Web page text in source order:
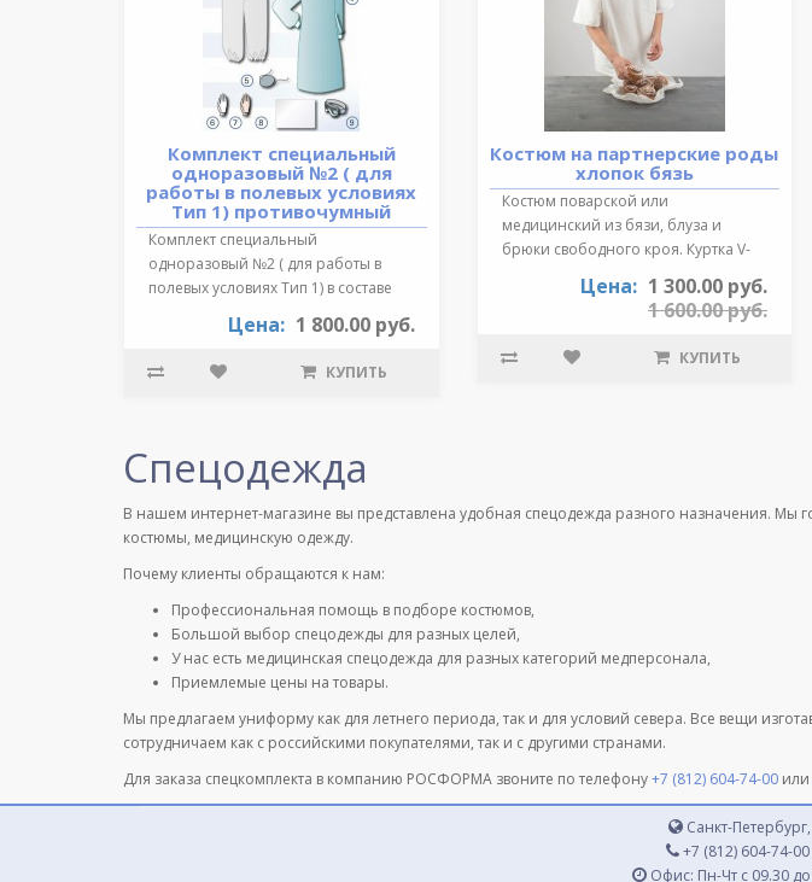
Комплект специальный
одноразовый №2 ( для
работы в полевых условиях
Тип 1) противочумный
Комплект специальный
одноразовый №2 ( для работы в
полевых условиях Тип 1) в составе
Цена: 1 800.00 руб.
КУПИТЬ
Костюм на партнерские роды
хлопок бязь
Костюм поварской или
медицинский из бязи, блуза и
брюки свободного кроя. Куртка V-
Цена: 1 300.00 руб.
1 600.00 руб.
КУПИТЬ
Спецодежда
В нашем интернет-магазине вы представлена удобная спецодежда разного назначения.
костюмы, медицинскую одежду.
Почему клиенты обращаются к нам:
Профессиональная помощь в подборе костюмов,
Большой выбор спецодежды для разных целей,
У нас есть медицинская спецодежда для разных категорий медперсонала,
Приемлемые цены на товары.
Мы предлагаем униформу как для летнего периода, так и для условий севера. Все вещи
сотрудничаем как с российскими покупателями, так и с другими странами.
Для заказа спецкомплекта в компанию РОСФОРМА звоните по телефону+7 (812) 604-74-00 или
Санкт-
+7 (812) 604-74-00
Офис: Пн-Чт с 09.30